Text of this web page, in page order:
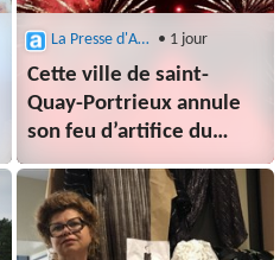
La Presse d'Armor (Paimpol) • 1 jour
Cette ville de saint-
Quay-Portrieux annule
son feu d’artifice du
15 août